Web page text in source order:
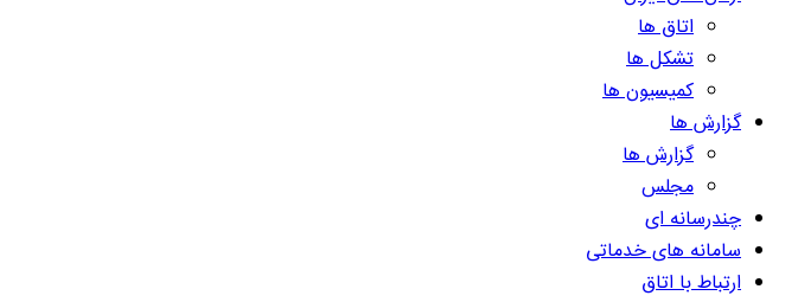
اتاق ها
تشکل ها
کمیسیون ها
گزارش ها
گزارش ها
مجلس
چندرسانه ای
سامانه های خدماتی
ارتباط با اتاق